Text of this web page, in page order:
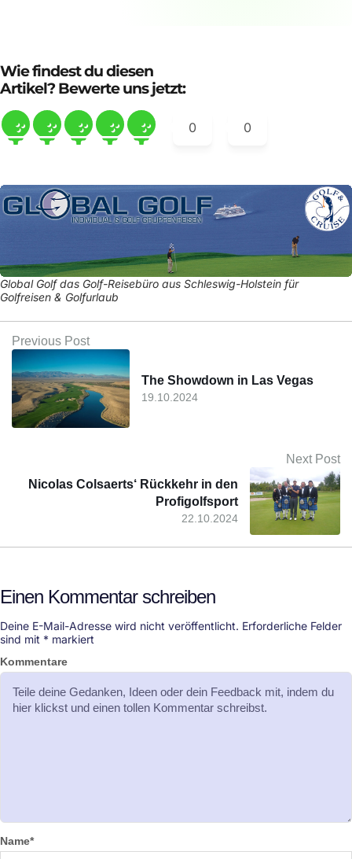
Wie findest du diesen
Artikel? Bewerte uns jetzt:
0 0
Global Golf das Golf-Reisebüro aus Schleswig-Holstein für
Golfreisen & Golfurlaub
Previous Post
19.10.2024
The Showdown in Las Vegas
Next Post
22.10.2024
Nicolas Colsaerts‘ Rückkehr in den
Profigolfsport
Einen Kommentar schreiben
Deine E-Mail-Adresse wird nicht veröffentlicht. Erforderliche Felder
sind mit * markiert
Kommentare
Name*